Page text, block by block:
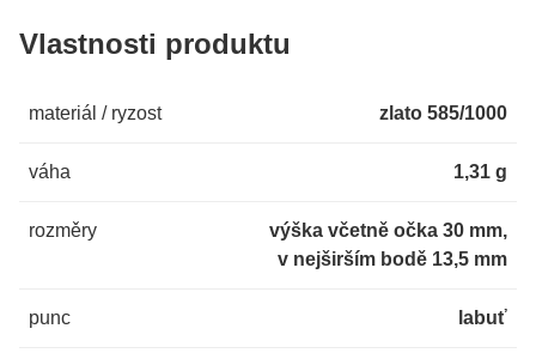
Vlastnosti produktu
materiál / ryzost zlato 585/1000
váha 1,31 g
rozměry
výška včetně očka 30 mm,
v nejširším bodě 13,5 mm
punc labuť